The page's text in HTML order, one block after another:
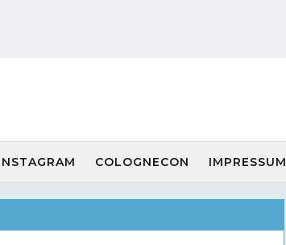
COLOGNECON IMPRESSUM